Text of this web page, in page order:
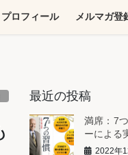
プロフィール メルマガ登
最近の投稿
満席：7
ーによる
2022年